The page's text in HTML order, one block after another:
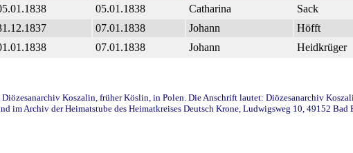
05.01.1838 Catharina
Sack
07.01.1838 Johann
Höfft
07.01.1838 Johann Heidkrüger
Koszalin, früher Köslin, in Polen. Die Anschrift lautet: Diözesanarchiv
im Archiv der Heimatstube des Heimatkreises Deutsch Krone, Ludwigsweg 10, 49152